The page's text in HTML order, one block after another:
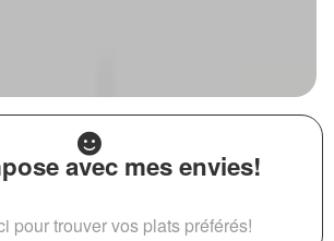
avec mes envies!
pour trouver vos plats préférés!